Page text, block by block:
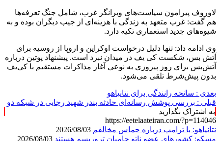
لاوروف پیرامون سیاست‌های ویرانگر غرب، شامل جنگ تعرفه‌ها
هم گفت: غرب متعهد به زندگی با هزینه‌ای از جیب دیگران بوده و به
شیوه‌های جدید استعماری تکیه دارد.
وی ادامه داد: تنها دلیل درخواست اوکراین و اروپا از روسیه برای
آتش بس، شکست کی یف در میدان نبرد است. پیشنهاد پوتین درباره
آتش‌بس برای روز پیروزی به نوعی آغاز مذاکرات مستقیم با کی‌یف
بدون پیش‌شرط تلقی می‌شود.
بعدی : سانحه رانندگی برای نتانیاهو
قبلی : بررسی پوشش رسانه‌ای حادثه بندر شهید رجایی در شبکه دو
به اشتراک بگذارید
https://eetelaateiran.com/?p=114046
نتانیاهو: با ترامپ درباره حماس مخالفم
مسکو: کشورهای عضو ناتو حامیان تروریسم هستند